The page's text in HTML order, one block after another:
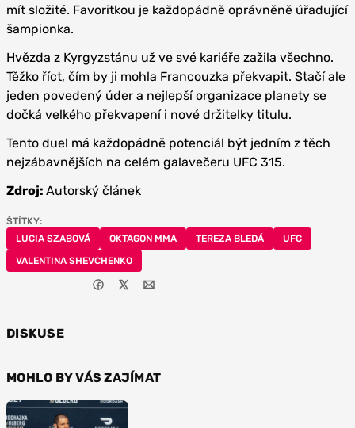
mít složité. Favoritkou je každopádně oprávněně úřadující
šampionka.
Hvězda z Kyrgyzstánu už ve své kariéře zažila všechno.
Těžko říct, čím by ji mohla Francouzka překvapit. Stačí ale
jeden povedený úder a nejlepší organizace planety se
dočká velkého překvapení i nové držitelky titulu.
Tento duel má každopádně potenciál být jedním z těch
nejzábavnějších na celém galavečeru UFC 315.
Zdroj: Autorský článek
ŠTÍTKY:
LUCIA SZABOVÁ
OKTAGON MMA TEREZA BLEDÁ
UFC
VALENTINA SHEVCHENKO
DISKUSE
MOHLO BY VÁS ZAJÍMAT